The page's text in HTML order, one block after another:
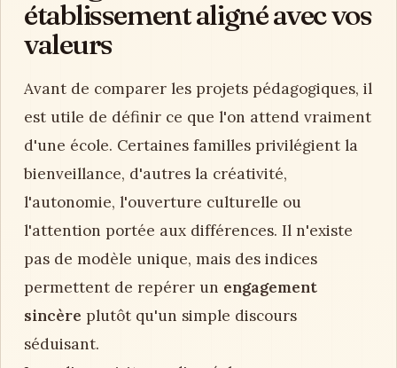
établissement aligné avec vos
valeurs
Avant de comparer les projets pédagogiques, il
est utile de définir ce que l'on attend vraiment
d'une école. Certaines familles privilégient la
bienveillance, d'autres la créativité,
l'autonomie, l'ouverture culturelle ou
l'attention portée aux différences. Il n'existe
pas de modèle unique, mais des indices
permettent de repérer un engagement
sincère plutôt qu'un simple discours
séduisant.